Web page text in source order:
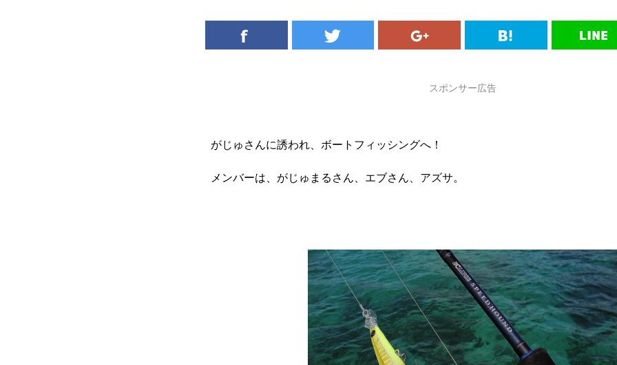
スポンサー広告
がじゅさんに誘われ、ボートフィッシングへ！
メンバーは、がじゅまるさん、エブさん、アズサ。